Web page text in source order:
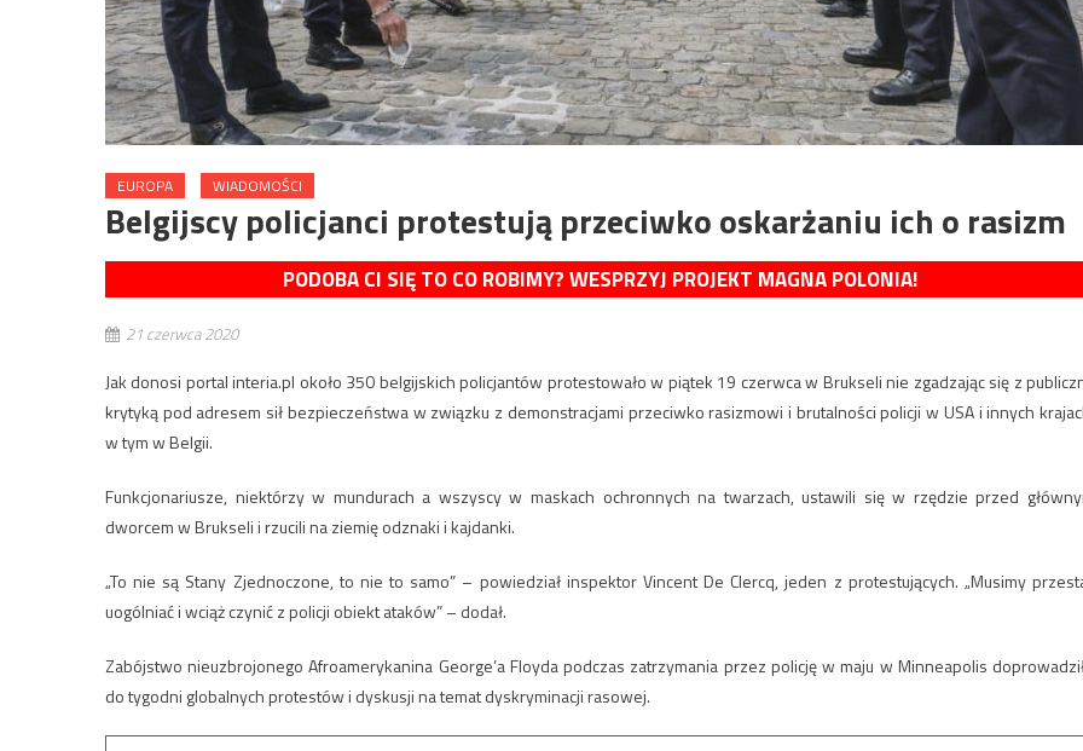
EUROPA WIADOMOŚCI
Belgijscy policjanci protestują przeciwko oskarżaniu ich o rasizm
PODOBA CI SIĘ TO CO ROBIMY? WESPRZYJ PROJEKT MAGNA POLONIA!
21 czerwca 2020
Jak donosi portal interia.pl około 350 belgijskich policjantów protestowało w piątek 19 czerwca w Brukseli nie zgadzając się z
krytyką pod adresem sił bezpieczeństwa w związku z demonstracjami przeciwko rasizmowi i brutalności policji w USA i innych
w tym w Belgii.
Funkcjonariusze, niektórzy w mundurach a wszyscy w maskach ochronnych na twarzach, ustawili się w rzędzie przed
dworcem w Brukseli i rzucili na ziemię odznaki i kajdanki.
„To nie są Stany Zjednoczone, to nie to samo” – powiedział inspektor Vincent De Clercq, jeden z protestujących. „Musimy
uogólniać i wciąż czynić z policji obiekt ataków” – dodał.
Zabójstwo nieuzbrojonego Afroamerykanina George’a Floyda podczas zatrzymania przez policję w maju w Minneapolis
do tygodni globalnych protestów i dyskusji na temat dyskryminacji rasowej.